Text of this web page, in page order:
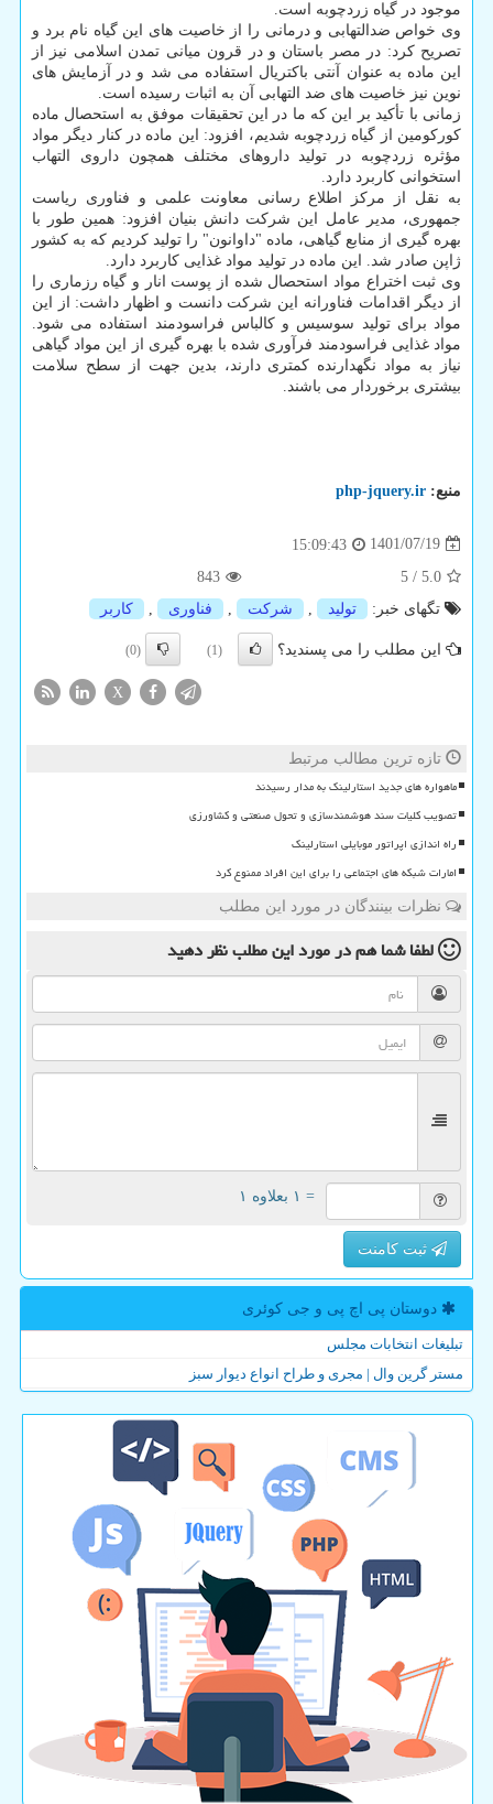
موجود در گیاه زردچوبه است.
وی خواص ضدالتهابی و درمانی را از خاصیت های این گیاه نام برد و
تصریح کرد: در مصر باستان و در قرون میانی تمدن اسلامی نیز از
این ماده به عنوان آنتی باکتریال استفاده می شد و در آزمایش های
نوین نیز خاصیت های ضد التهابی آن به اثبات رسیده است.
زمانی با تأکید بر این که ما در این تحقیقات موفق به استحصال ماده
کورکومین از گیاه زردچوبه شدیم، افزود: این ماده در کنار دیگر مواد
مؤثره زردچوبه در تولید داروهای مختلف همچون داروی التهاب
استخوانی کاربرد دارد.
به نقل از مرکز اطلاع رسانی معاونت علمی و فناوری ریاست
جمهوری، مدیر عامل این شرکت دانش بنیان افزود: همین طور با
بهره گیری از منابع گیاهی، ماده "داوانون" را تولید کردیم که به کشور
ژاپن صادر شد. این ماده در تولید مواد غذایی کاربرد دارد.
وی ثبت اختراع مواد استحصال شده از پوست انار و گیاه رزماری را
از دیگر اقدامات فناورانه این شرکت دانست و اظهار داشت: از این
مواد برای تولید سوسیس و کالباس فراسودمند استفاده می شود.
مواد غذایی فراسودمند فرآوری شده با بهره گیری از این مواد گیاهی
نیاز به مواد نگهدارنده کمتری دارند، بدین جهت از سطح سلامت
بیشتری برخوردار می باشند.
منبع: php-jquery.ir
1401/07/19
15:09:43
5.0
/
5
843
تگهای خبر:
تولید , شركت , فناوری , كاربر
این مطلب را می پسندید؟ (1)
(0)
X
تازه ترین مطالب مرتبط
ماهواره های جدید استارلینک به مدار رسیدند
تصویب کلیات سند هوشمندسازی و تحول صنعتی و کشاورزی
راه اندازی اپراتور موبایلی استارلینک
امارات شبکه های اجتماعی را برای این افراد ممنوع کرد
نظرات بینندگان در مورد این مطلب
لطفا شما همدر مورد این مطلبنظر دهید
= ۱ بعلاوه ۱
ثبت کامنت
دوستان پی اچ پی و جی كوئری
تبلیغات انتخابات مجلس
مستر گرین وال | مجری و طراح انواع دیوار سبز